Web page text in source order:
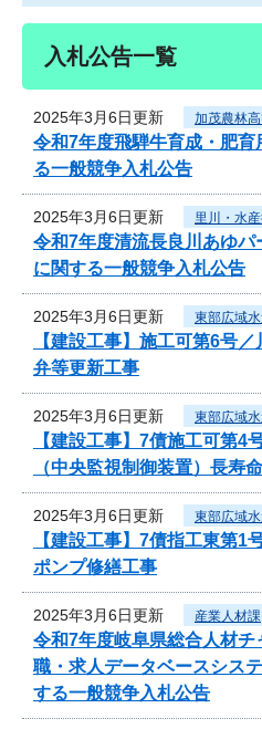
入札公告一覧
2025年3月6日更新 加茂農林
令和7年度飛騨牛育成・肥
る一般競争入札公告
2025年3月6日更新 里川・水
令和7年度清流長良川あゆ
に関する一般競争入札公告
2025年3月6日更新 東部広域
【建設工事】施工可第6号
弁等更新工事
2025年3月6日更新 東部広域
【建設工事】7債施工可第4
（中央監視制御装置）長寿
2025年3月6日更新 東部広域
【建設工事】7債指工東第1
ポンプ修繕工事
2025年3月6日更新 産業人材課
令和7年度岐阜県総合人材
職・求人データベースシス
する一般競争入札公告